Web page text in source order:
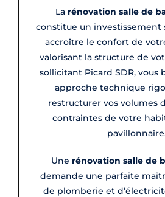
La rénovation salle de
constitue un investissement
accroître le confort de
valorisant la structure de
sollicitant Picard SDR, vous
approche technique
restructurer vos volumes
contraintes de votre
Une rénovation salle de
demande une parfaite
de plomberie et